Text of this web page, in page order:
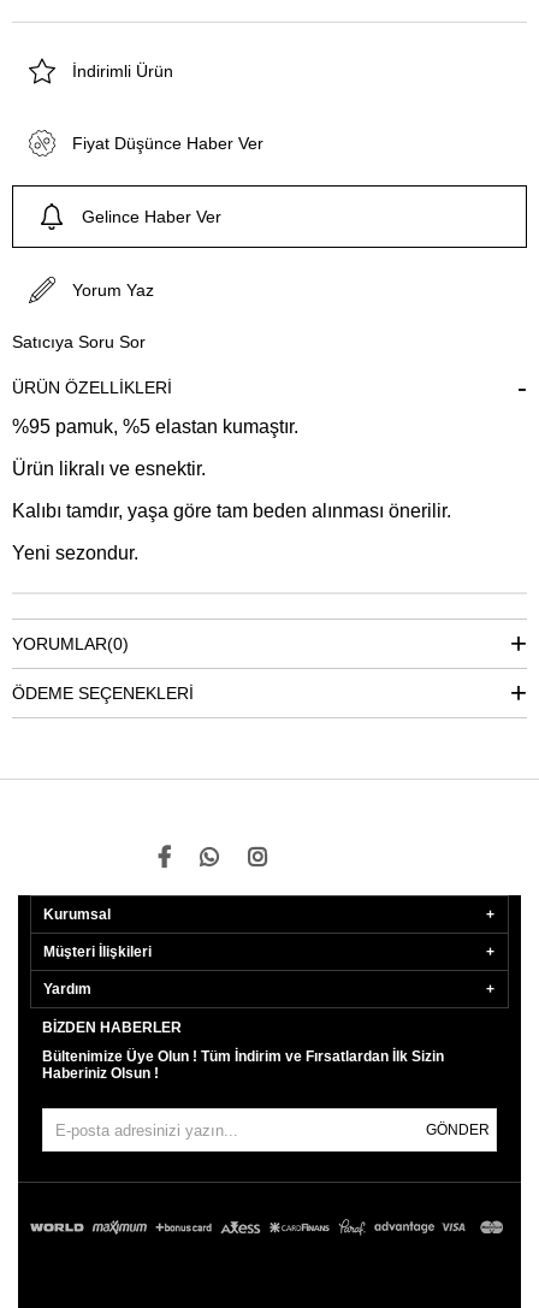
İndirimli Ürün
Fiyat Düşünce Haber Ver
Gelince Haber Ver
Yorum Yaz
Satıcıya Soru Sor
ÜRÜN ÖZELLIKLERI
%95 pamuk, %5 elastan kumaştır.
Ürün likralı ve esnektir.
Kalıbı tamdır, yaşa göre tam beden alınması önerilir.
Yeni sezondur.
YORUMLAR(0)
ÖDEME SEÇENEKLERI
Kurumsal
Müşteri İlişkileri
Yardım
BIZDEN HABERLER
Bültenimize Üye Olun ! Tüm İndirim ve Fırsatlardan İlk Sizin
Haberiniz Olsun !
GÖNDER